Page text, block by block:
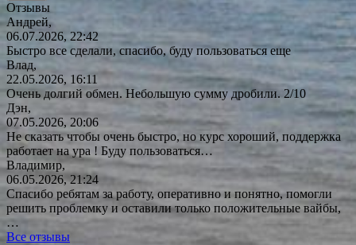
Отзывы
Андрей,
06.07.2026, 22:42
Быстро все сделали, спасибо, буду пользоваться еще
Влад,
22.05.2026, 16:11
Очень долгий обмен. Небольшую сумму дробили. 2/10
Дэн,
07.05.2026, 20:06
Не сказать чтобы очень быстро, но курс хороший, поддержка
работает на ура ! Буду пользоваться…
Владимир,
06.05.2026, 21:24
Спасибо ребятам за работу, оперативно и понятно, помогли
решить проблемку и оставили только положительные вайбы,
…
Все отзывы